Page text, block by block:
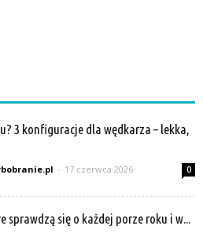
3 konfiguracje dla wędkarza – lekka,
- 17 czerwca 2026 0
sprawdzą się o każdej porze roku i w...